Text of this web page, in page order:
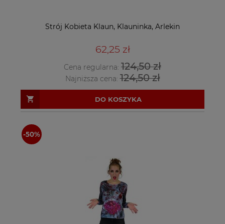
Strój Kobieta Klaun, Klauninka, Arlekin
62,25 zł
Cena regularna: 124,50 zł
Najniższa cena:124,50 zł
DO KOSZYKA